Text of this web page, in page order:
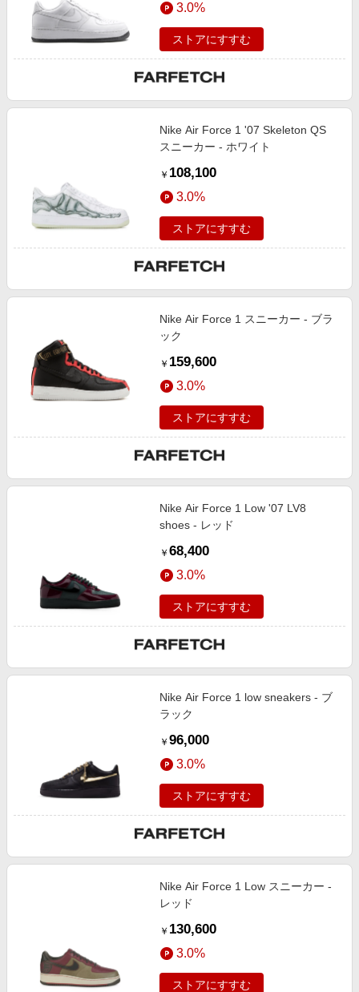
3.0%
ストアにすすむ
Nike Air Force 1 '07 Skeleton QS
スニーカー - ホワイト
￥ 108,100
3.0%
ストアにすすむ
Nike Air Force 1 スニーカー - ブラ
ック
￥ 159,600
3.0%
ストアにすすむ
Nike Air Force 1 Low '07 LV8
shoes - レッド
￥ 68,400
3.0%
ストアにすすむ
Nike Air Force 1 low sneakers - ブ
ラック
￥ 96,000
3.0%
ストアにすすむ
Nike Air Force 1 Low スニーカー -
レッド
￥ 130,600
3.0%
ストアにすすむ